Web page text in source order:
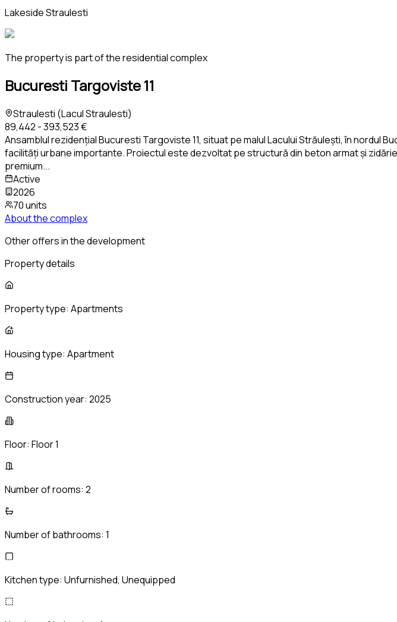
Lakeside Straulesti
The property is part of the residential complex
Bucuresti Targoviste 11
Straulesti (Lacul Straulesti)
89,442 - 393,523 €
Ansamblul rezidențial Bucuresti Targoviste 11, situat pe malul Lacului Străulești, în
facilități urbane importante. Proiectul este dezvoltat pe structură din beton armat și
premium...
Active
2026
70 units
About the complex
Other offers in the development
Property details
Property type: Apartments
Housing type: Apartment
Construction year: 2025
Floor: Floor 1
Number of rooms: 2
Number of bathrooms: 1
Kitchen type: Unfurnished, Unequipped